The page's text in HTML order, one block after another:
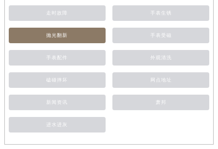
走时故障 手表生锈
抛光翻新 手表受磁
手表配件 外观清洗
磕碰摔坏 网点地址
新闻资讯 萧邦
进水进灰